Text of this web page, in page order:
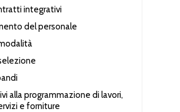
integrativi
del personale
alla programmazione di lavori,
e forniture